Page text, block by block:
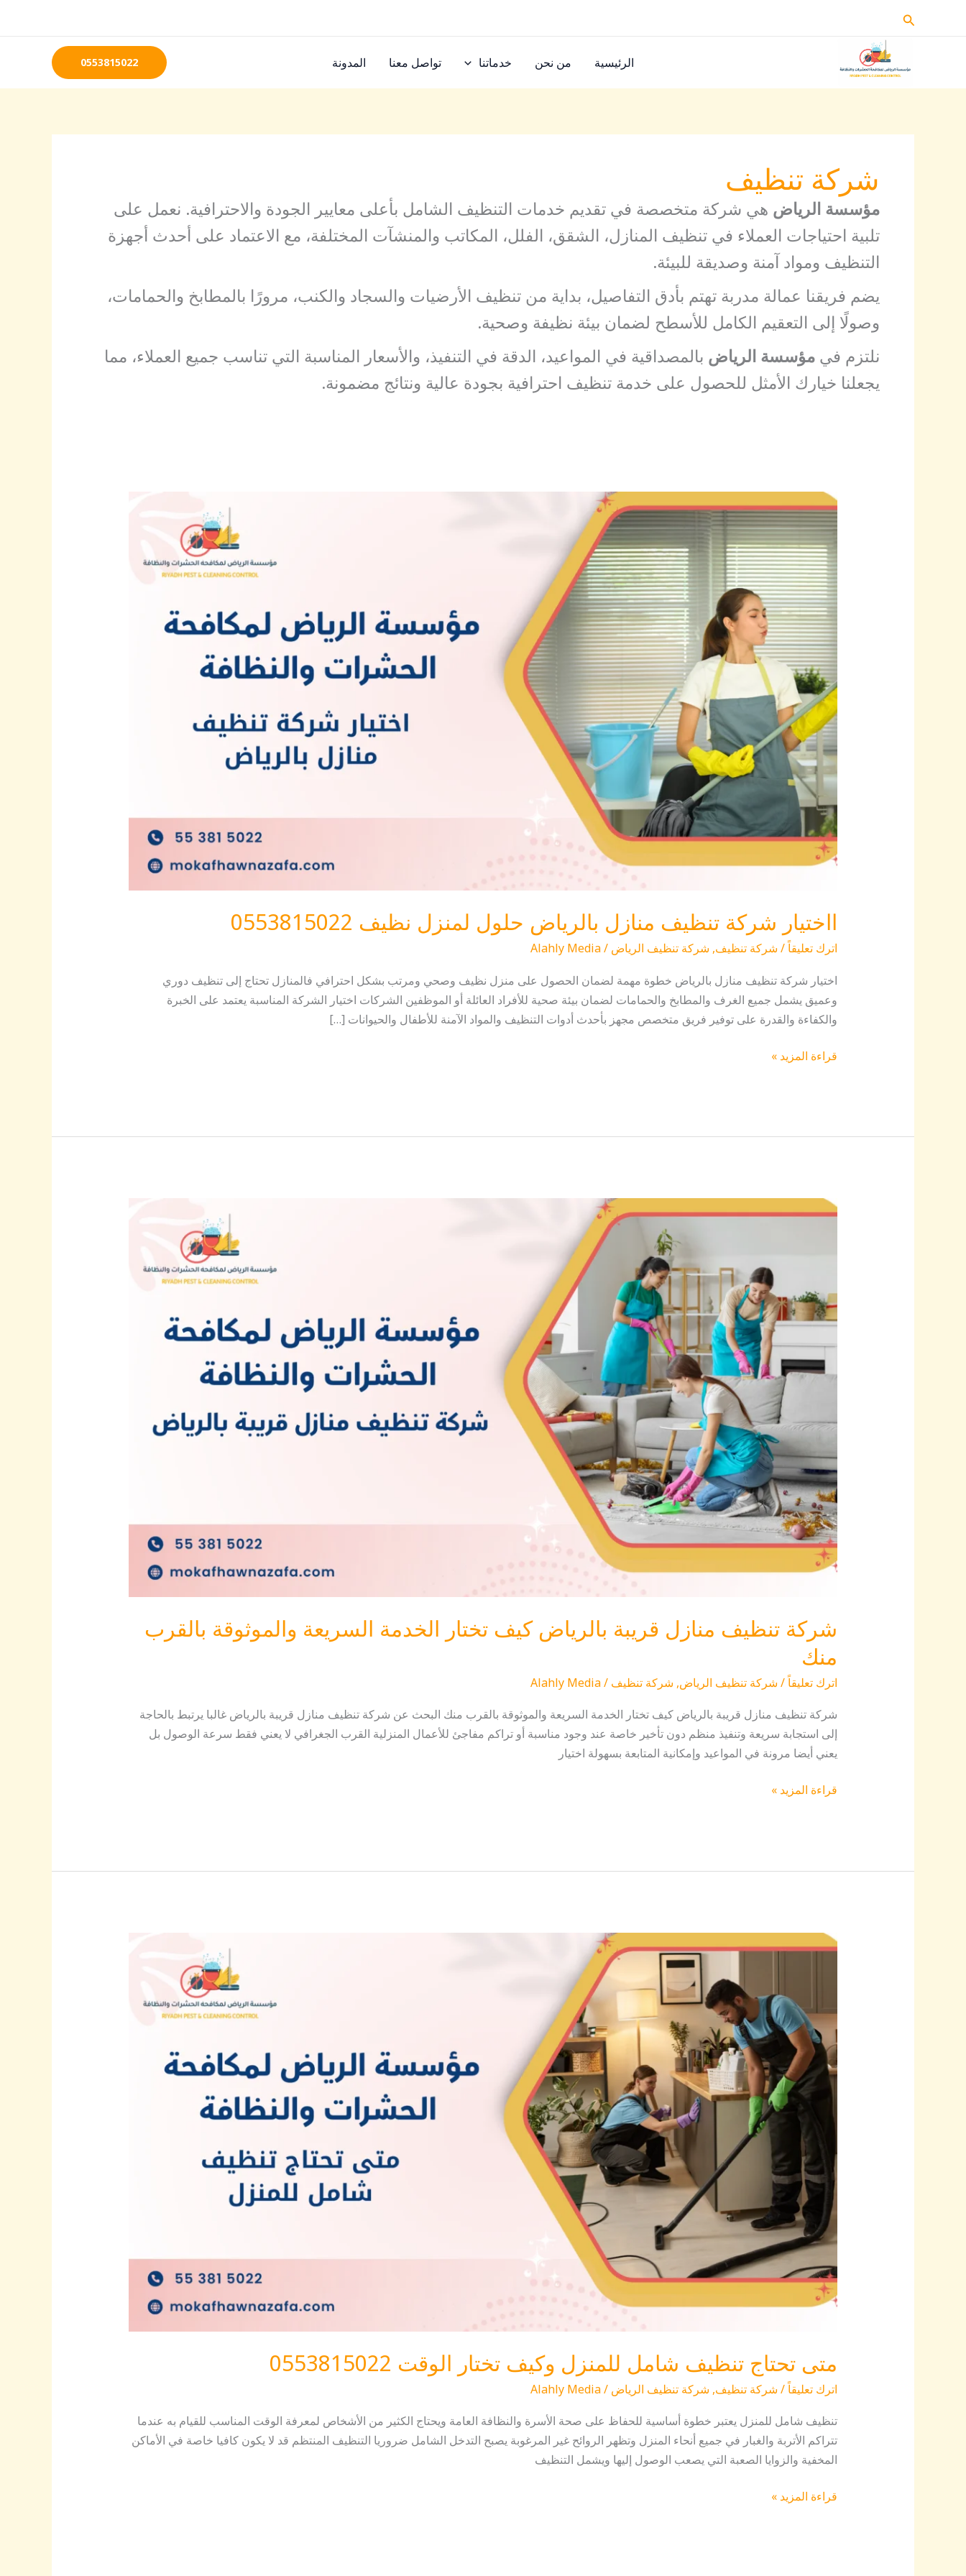
البحث
الرئيسية من نحن خدماتنا تواصل معنا المدونة 0553815022
شركة تنظيف
مؤسسة الرياض هي شركة متخصصة في تقديم خدمات التنظيف الشامل بأعلى معايير الجودة والاحترافية. نعمل على
تلبية احتياجات العملاء في تنظيف المنازل، الشقق، الفلل، المكاتب والمنشآت المختلفة، مع الاعتماد على أحدث أجهزة
التنظيف ومواد آمنة وصديقة للبيئة.
يضم فريقنا عمالة مدربة تهتم بأدق التفاصيل، بداية من تنظيف الأرضيات والسجاد والكنب، مرورًا بالمطابخ والحمامات،
وصولًا إلى التعقيم الكامل للأسطح لضمان بيئة نظيفة وصحية.
نلتزم في مؤسسة الرياض بالمصداقية في المواعيد، الدقة في التنفيذ، والأسعار المناسبة التي تناسب جميع العملاء، مما
يجعلنا خيارك الأمثل للحصول على خدمة تنظيف احترافية بجودة عالية ونتائج مضمونة.
ااختيار شركة تنظيف منازل بالرياض حلول لمنزل نظيف 0553815022
اترك تعليقاً/ شركة تنظيف, شركة تنظيف الرياض /
Alahly Media
اختيار شركة تنظيف منازل بالرياض خطوة مهمة لضمان الحصول على منزل نظيف وصحي ومرتب بشكل احترافي فالمنازل تحتاج إلى تنظيف دوري
وعميق يشمل جميع الغرف والمطابخ والحمامات لضمان بيئة صحية للأفراد العائلة أو الموظفين الشركات اختيار الشركة المناسبة يعتمد على الخبرة
والكفاءة والقدرة على توفير فريق متخصص مجهز بأحدث أدوات التنظيف والمواد الآمنة للأطفال والحيوانات […]
ااختيار
شركة
تنظيف
منازل
بالرياض
حلول
لمنزل
نظيف
0553815022
قراءة المزيد »
شركة تنظيف منازل قريبة بالرياض كيف تختار الخدمة السريعة والموثوقة بالقرب
منك
اترك تعليقاً/ شركة تنظيف الرياض, شركة تنظيف /
Alahly Media
شركة تنظيف منازل قريبة بالرياض كيف تختار الخدمة السريعة والموثوقة بالقرب منك البحث عن شركة تنظيف منازل قريبة بالرياض غالبا يرتبط بالحاجة
إلى استجابة سريعة وتنفيذ منظم دون تأخير خاصة عند وجود مناسبة أو تراكم مفاجئ للأعمال المنزلية القرب الجغرافي لا يعني فقط سرعة الوصول بل
يعني أيضا مرونة في المواعيد وإمكانية المتابعة بسهولة اختيار
شركة
كيف
تختار
الخدمة
السريعة
والموثوقة
منك
قراءة المزيد »
متى تحتاج تنظيف شامل للمنزل وكيف تختار الوقت 0553815022
اترك تعليقاً/ شركة تنظيف, شركة تنظيف الرياض /
Alahly Media
تنظيف شامل للمنزل يعتبر خطوة أساسية للحفاظ على صحة الأسرة والنظافة العامة ويحتاج الكثير من الأشخاص لمعرفة الوقت المناسب للقيام به عندما
تتراكم الأتربة والغبار في جميع أنحاء المنزل وتظهر الروائح غير المرغوبة يصبح التدخل الشامل ضروريا التنظيف المنتظم قد لا يكون كافيا خاصة في الأماكن
المخفية والزوايا الصعبة التي يصعب الوصول إليها ويشمل التنظيف
متى
للمنزل
وكيف
تختار
الوقت
0553815022
قراءة المزيد »